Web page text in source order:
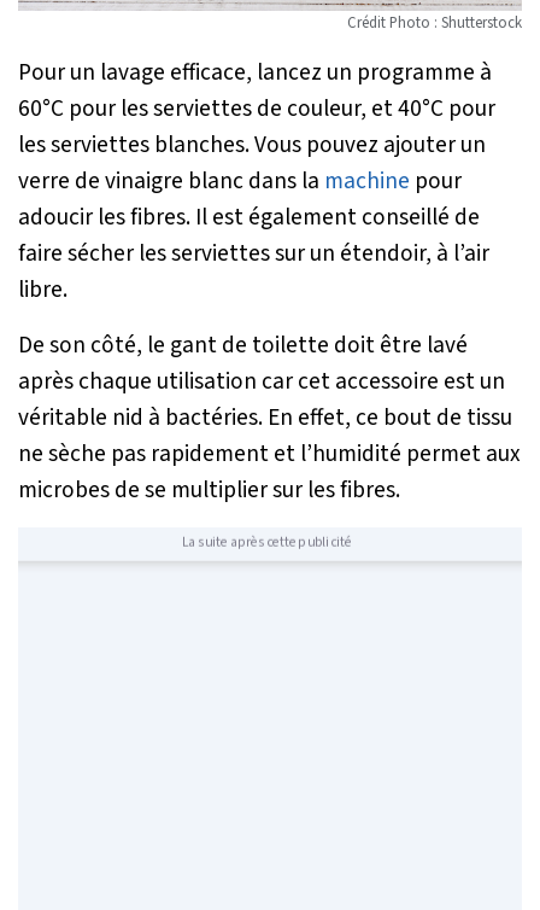
Crédit Photo : Shutterstock
Pour un lavage efficace, lancez un programme à
60°C pour les serviettes de couleur, et 40°C pour
les serviettes blanches. Vous pouvez ajouter un
verre de vinaigre blanc dans la machine pour
adoucir les fibres. Il est également conseillé de
faire sécher les serviettes sur un étendoir, à l’air
libre.
De son côté, le gant de toilette doit être lavé
après chaque utilisation car cet accessoire est un
véritable nid à bactéries. En effet, ce bout de tissu
ne sèche pas rapidement et l’humidité permet aux
microbes de se multiplier sur les fibres.
La suite après cette publicité